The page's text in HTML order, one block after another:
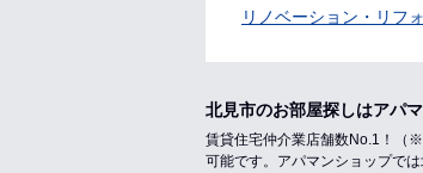
リノベーション・リフ
北見市のお部屋探しはアパ
賃貸住宅仲介業店舗数No.1！（
可能です。アパマンショップで